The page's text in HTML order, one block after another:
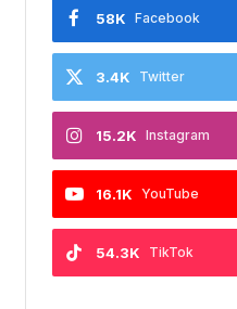
Facebook
58K
Twitter
3.4K
Instagram
15.2K
YouTube
16.1K
TikTok
54.3K